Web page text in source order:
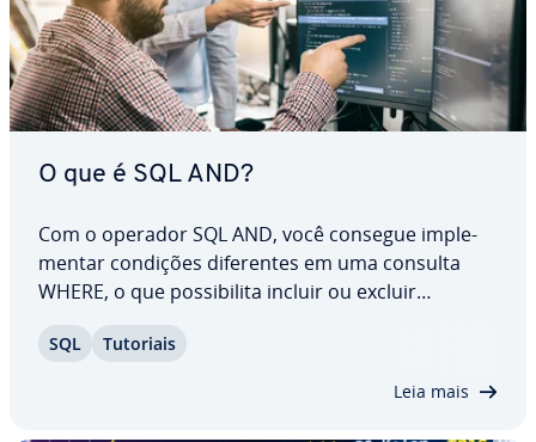
O que é SQL AND?
Com o operador SQL AND, você consegue im­ple­
men­tar condições di­fe­ren­tes em uma consulta
WHERE, o que pos­si­bi­lita incluir ou excluir
que faz o operador AND em SQL e apre­sen­ta­re­
SQL Tutoriais
Leia mais